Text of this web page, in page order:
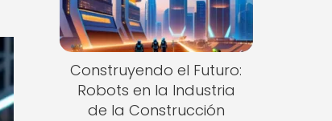
Construyendo el Futuro:
Robots en la Industria
de la Construcción